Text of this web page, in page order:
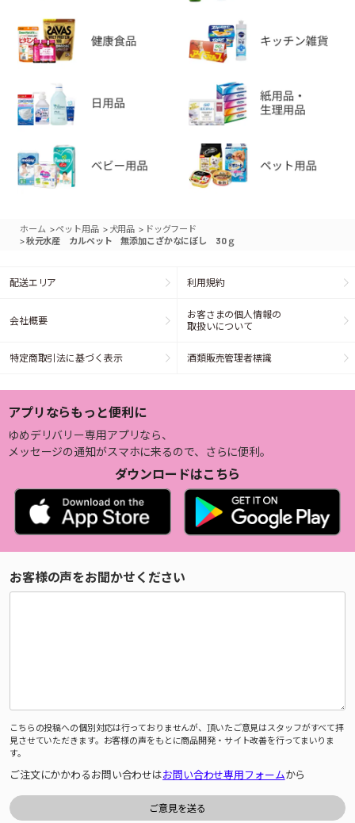
ホーム >ペット用品 > 犬用品 > ドッグフード
>秋元水産 カルペット 無添加こざかなにぼし 30ｇ
配送エリア 利用規約
会社概要
お客さまの個人情報の
取扱いについて
特定商取引法に基づく表示 酒類販売管理者標識
アプリならもっと便利に
ゆめデリバリー専用アプリなら、
メッセージの通知がスマホに来るので、さらに便利。
ダウンロードはこちら
お客様の声をお聞かせください
こちらの投稿への個別対応は行っておりませんが、頂いたご意見はスタッフがすべて拝
見させていただきます。お客様の声をもとに商品開発・サイト改善を行ってまいりま
す。
ご注文にかかわるお問い合わせはお問い合わせ専用フォームから